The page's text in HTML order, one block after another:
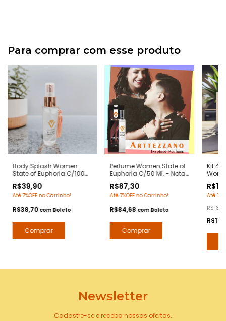
Para comprar com esse produto
Body Splash Women
State of Euphoria C/100
Calvin Klein - Deo
Colônia Desodorante
Premium - Arte 1 Perfumes
R$39,90
Até 7%OFF no Carrinho!
R$38,70 comBoleto
Perfume Women State of
Euphoria C/50 Ml. - Notas
Contratipos Premium -
Arte 1 Perfumes
R$87,30
Até 7%OFF no Carrinho!
R$84,68 comBoleto
Kit 4
Até
Newsletter
Cadastre-se e receba nossas ofertas.